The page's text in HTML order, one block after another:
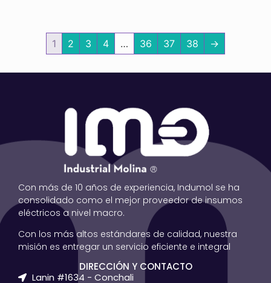
1 2 3 4 … 36 37 38 →
Con más de 10 años de experiencia, Indumol se ha
consolidado como el mejor proveedor de insumos
eléctricos a nivel macro.
Con los más altos estándares de calidad, nuestra
misión es entregar un servicio eficiente e integral
DIRECCIÓN Y CONTACTO
Lanin #1634 - Conchali